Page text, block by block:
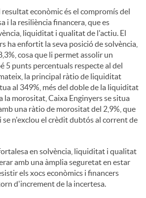
econòmic és el compromís del
i la resiliència financera, que es
liquiditat i qualitat de l'actiu. El
ha enfortit la seva posició de solvència,
cosa que li permet assolir un
5 punts percentuals respecte al del
la principal ràtio de liquiditat
al 349%, més del doble de la liquiditat
la morositat, Caixa Enginyers se situa
una ràtio de morositat del 2,9%, que
se n'exclou el crèdit dubtós al corrent de
en solvència, liquiditat i qualitat
amb una àmplia seguretat en estar
els xocs econòmics i financers
d'increment de la incertesa.